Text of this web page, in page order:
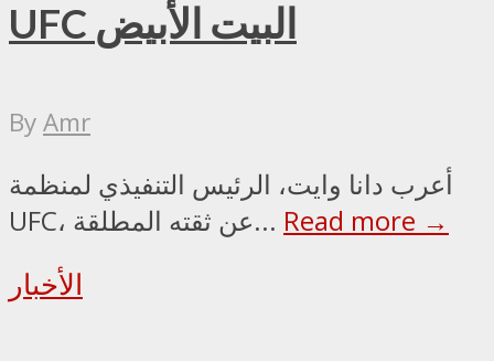
UFC البيت الأبيض
ByAmr
أعرب دانا وايت، الرئيس التنفيذي لمنظمة
UFC، عن ثقته المطلقة... Read more →
الأخبار